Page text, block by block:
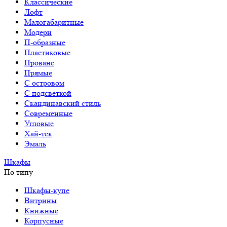
Лофт
Малогабаритные
Модерн
П-образные
Пластиковые
Прованс
Прямые
С островом
С подсветкой
Скандинавский стиль
Современные
Угловые
Хай-тек
Эмаль
Шкафы
По типу
Шкафы-купе
Витрины
Книжные
Корпусные